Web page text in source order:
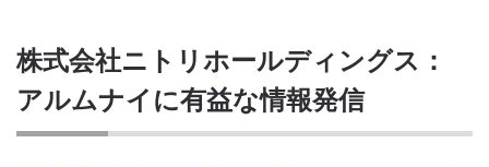
株式会社ニトリホールディングス：
アルムナイに有益な情報発信